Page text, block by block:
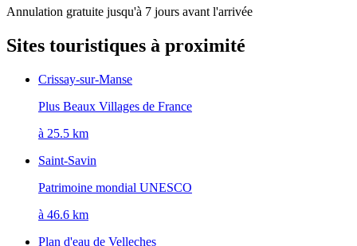
Annulation gratuite jusqu'à 7 jours avant l'arrivée
Sites touristiques à proximité
Crissay-sur-Manse
Plus Beaux Villages de France
à 25.5 km
Saint-Savin
Patrimoine mondial UNESCO
à 46.6 km
Plan d'eau de Velleches